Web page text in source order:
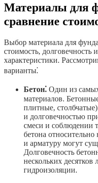
Материалы для
сравнение
Выбор материала для
стоимость, долговечность
характеристики.
варианты⁚
Бетон⁚ Один из
материалов.
плитные,
и долговечностью
смеси и соблюдении
бетона
и арматуру могут
Долговечность
нескольких десятков
гидроизоляции.